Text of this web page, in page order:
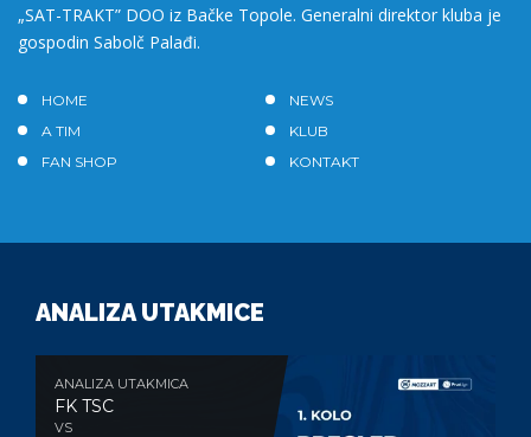
„SAT-TRAKT” DOO iz Bačke Topole. Generalni direktor kluba je
gospodin Sabolč Palađi.
HOME
NEWS
A TIM
KLUB
FAN SHOP
KONTAKT
ANALIZA UTAKMICE
ANALIZA UTAKMICA
FK TSC
VS